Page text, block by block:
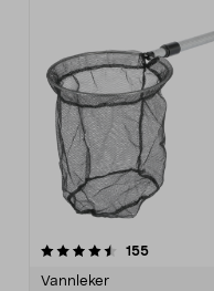
155
Vannleker
4.5 av 5 stjerner